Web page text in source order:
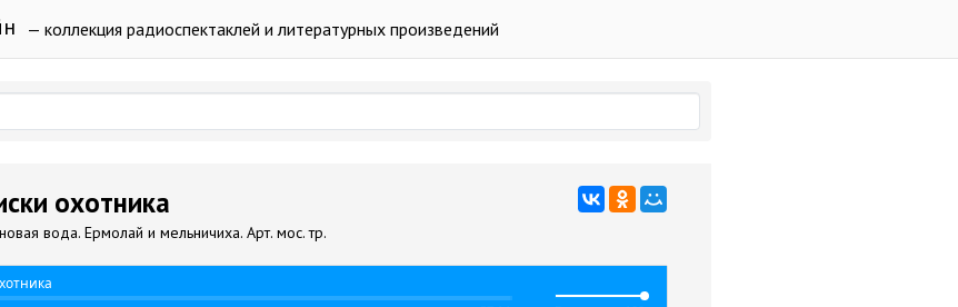
— коллекция радиоспектаклей и литературных произведений
охотника
вода. Ермолай и мельничиха. Арт. мос. тр.